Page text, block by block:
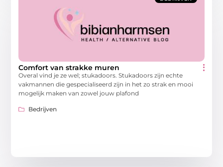
Comfort van strakke muren
Overal vind je ze wel; stukadoors. Stukadoors zijn echte
vakmannen die gespecialiseerd zijn in het zo strak en mooi
mogelijk maken van zowel jouw plafond
Bedrijven